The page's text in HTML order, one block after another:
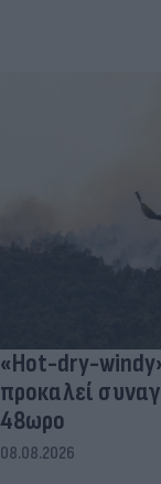
«Hot-dry-
προκαλεί
48ωρο
08.08.2026